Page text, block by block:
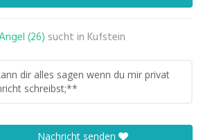
(26) sucht in Kufstein
dir alles sagen wenn du mir privat
schreibst;**
Nachricht senden